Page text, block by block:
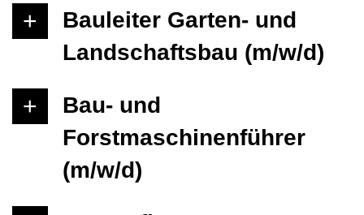
Bauleiter Garten- und
Landschaftsbau (m/w/d)
Bau- und
Forstmaschinenführer
(m/w/d)